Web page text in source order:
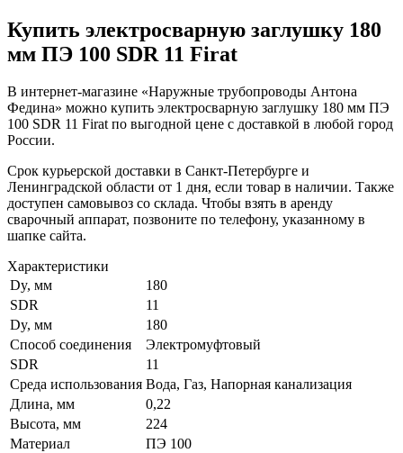
Купить электросварную заглушку 180
мм ПЭ 100 SDR 11 Firat
В интернет-магазине «Наружные трубопроводы Антона
Федина» можно купить электросварную заглушку 180 мм ПЭ
100 SDR 11 Firat по выгодной цене с доставкой в любой город
России.
Срок курьерской доставки в Санкт-Петербурге и
Ленинградской области от 1 дня, если товар в наличии. Также
доступен самовывоз со склада. Чтобы взять в аренду
сварочный аппарат, позвоните по телефону, указанному в
шапке сайта.
Характеристики
Dy, мм
180
SDR
11
Dy, мм
180
Способ соединения
Электромуфтовый
SDR
11
Среда использования Вода, Газ, Напорная канализация
Длина, мм
0,22
Высота, мм
224
Материал
ПЭ 100